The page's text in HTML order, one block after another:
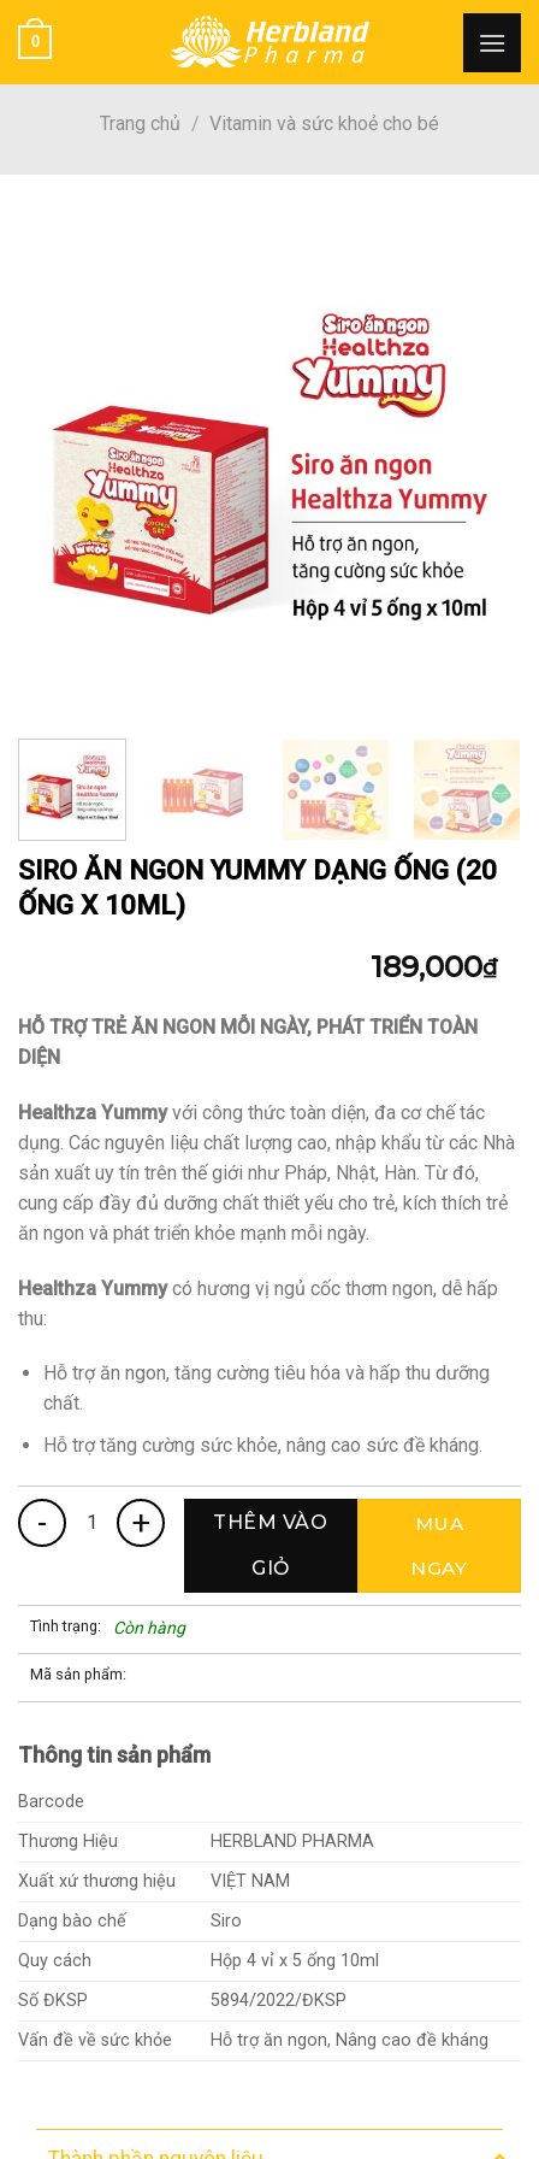
Skip
0
Trang chủ / Vitamin và sức khoẻ cho bé
SIRO ĂN NGON YUMMY DẠNG ỐNG (20
ỐNG X 10ML)
189,000₫
HỖ TRỢ TRẺ ĂN NGON MỖI NGÀY, PHÁT TRIỂN TOÀN
DIỆN
Healthza Yummyvới công thức toàn diện, đa cơ chế tác
dụng. Các nguyên liệu chất lượng cao, nhập khẩu từ các Nhà
sản xuất uy tín trên thế giới như Pháp, Nhật, Hàn. Từ đó,
cung cấp đầy đủ dưỡng chất thiết yếu cho trẻ, kích thích trẻ
ăn ngon và phát triển khỏe mạnh mỗi ngày.
Healthza Yummycó hương vị ngủ cốc thơm ngon, dễ hấp
thu:
Hỗ trợ ăn ngon, tăng cường tiêu hóa và hấp thu dưỡng
chất.
Hỗ trợ tăng cường sức khỏe, nâng cao sức đề kháng.
Siro ăn ngon Yummy dạng ống (20 ống x 10ml) số lượng
THÊM VÀO
GIỎ
MUA
NGAY
Tình trạng: Còn hàng
Mã sản phẩm:
Thông tin sản phẩm
Barcode
Thương Hiệu
HERBLAND PHARMA
Xuất xứ thương hiệu
VIỆT NAM
Dạng bào chế
Siro
Quy cách
Hộp 4 vỉ x 5 ống 10ml
Số ĐKSP
5894/2022/ĐKSP
Vấn đề về sức khỏe
Hỗ trợ ăn ngon, Nâng cao đề kháng